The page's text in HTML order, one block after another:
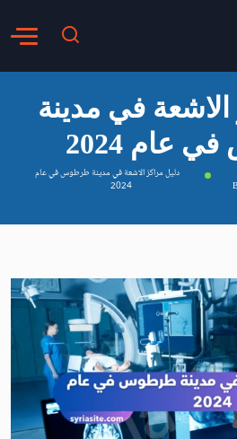
في مدينة
عام 2024
دليل مراكز الاشعة في مدينة طرطوس في عام
2024